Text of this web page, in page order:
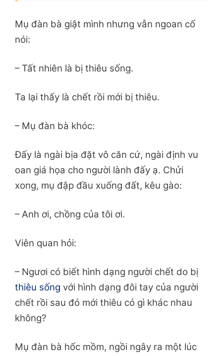
Mụ đàn bà giật mình nhưng vẫn ngoan cố
nói:
– Tất nhiên là bị thiêu sống.
Ta lại thấy là chết rồi mới bị thiêu.
– Mụ đàn bà khóc:
Đấy là ngài bịa đặt vô căn cứ, ngài định vu
oan giá họa cho người lành đấy ạ. Chửi
xong, mụ đập đầu xuống đất, kêu gào:
– Anh ơi, chồng của tôi ơi.
Viên quan hỏi:
– Ngươi có biết hình dạng người chết do bị
thiêu sống với hình dạng đôi tay của người
chết rồi sau đó mới thiêu có gì khác nhau
không?
Mụ đàn bà hốc mồm, ngồi ngây ra một lúc